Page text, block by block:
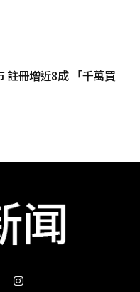
註冊增近8成 「千萬買
Instagram